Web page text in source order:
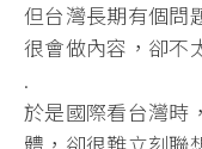
但台灣長期有個問
很會做內容，卻不
.
於是國際看台灣時